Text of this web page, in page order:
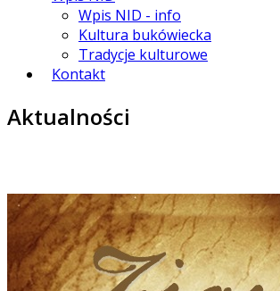
Wpis NID - info
Kultura bukówiecka
Tradycje kulturowe
Kontakt
Aktualności